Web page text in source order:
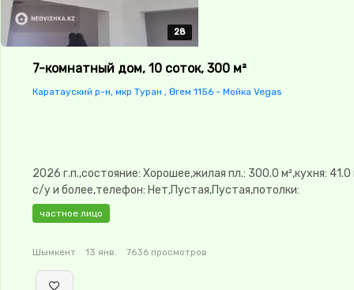
28
28
28
28
28
7-комнатный дом, 10 соток, 300 м²
Каратауский р-н, мкр Туран , Өгем 1156 - Мойка Vegas
2026 г.п.,состояние: Хорошее,жилая пл.: 300.0 м²,кухня: 41.0
с/у и более,телефон: Нет,Пустая,Пустая,потолки:
3.2,Видеонаблюдение,Баня
частное лицо
Шымкент 13 янв. 7636 просмотров